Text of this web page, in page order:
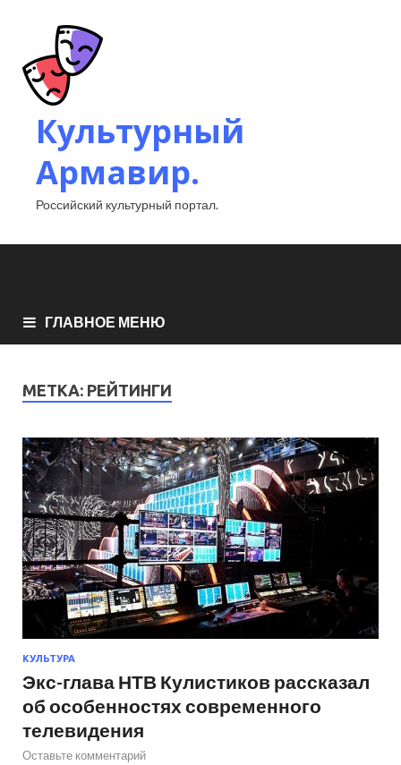
Культурный
Армавир.
Российский культурный портал.
ГЛАВНОЕ МЕНЮ
МЕТКА: РЕЙТИНГИ
КУЛЬТУРА
Экс-глава НТВ Кулистиков рассказал
об особенностях современного
телевидения
Оставьте комментарий